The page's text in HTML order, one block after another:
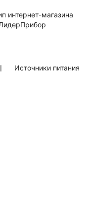
❘ Источники питания